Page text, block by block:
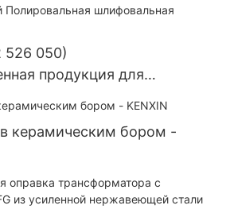
526 050)
продукция для
лабораторий
оборудование для установки
Полировальная
керамическим бором -